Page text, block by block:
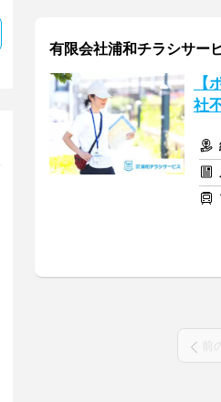
有限会社浦和チラシサ
【
社
前